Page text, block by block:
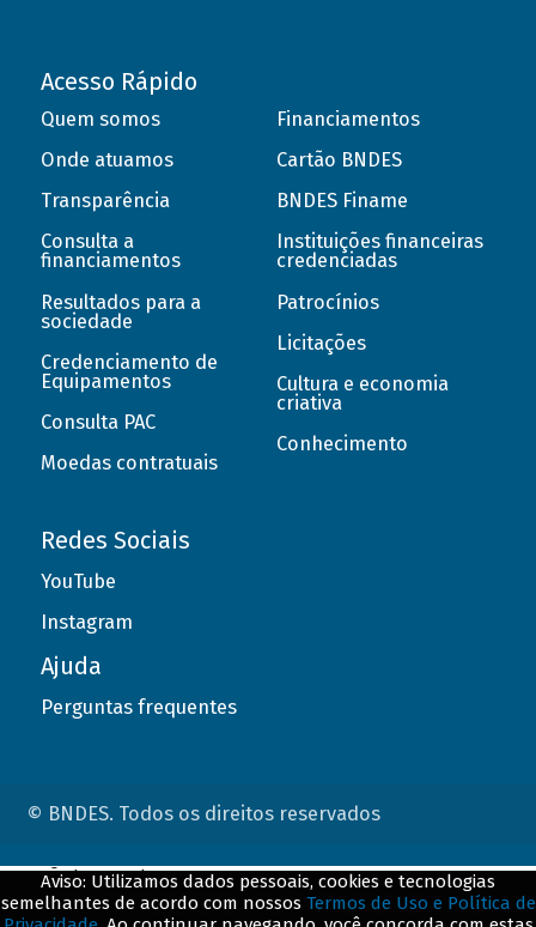
Acesso Rápido
Quem somos
Onde atuamos
Transparência
Consulta a
financiamentos
Resultados para a
sociedade
Credenciamento de
Equipamentos
Consulta PAC
Moedas contratuais
Financiamentos
Cartão BNDES
BNDES Finame
Instituições financeiras
credenciadas
Patrocínios
Licitações
Cultura e economia
criativa
Conhecimento
Redes Sociais
YouTube
Instagram
Ajuda
Perguntas frequentes
© BNDES. Todos os direitos reservados
Aviso: Utilizamos dados pessoais, cookies e tecnologias
semelhantes de acordo com nossos Termos de Uso e Política de
ConteÃºdo complementar
${title}${badge}